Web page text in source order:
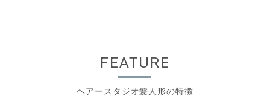
ヘアースタジオ髪人形の特徴
FEATURE